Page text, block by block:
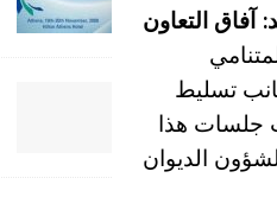
آفاق التعاون
تسليط
جلسات هذا
الديوان